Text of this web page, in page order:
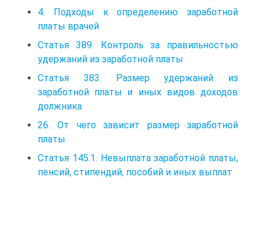
4. Подходы к определению заработной
платы врачей
Статья 389. Контроль за правильностью
удержаний из заработной платы
Статья 383. Размер удержаний из
заработной платы и иных видов доходов
должника
26. От чего зависит размер заработной
платы.
Статья 145.1. Невыплата заработной платы,
пенсий, стипендий, пособий и иных выплат